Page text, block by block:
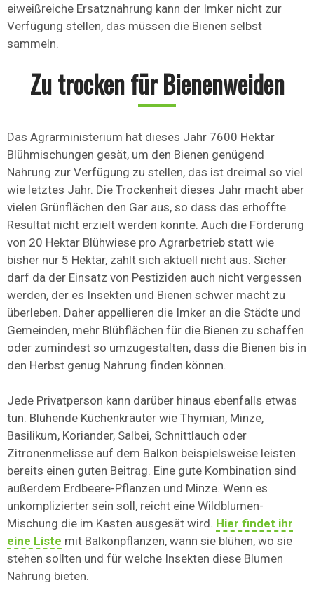
eiweißreiche Ersatznahrung kann der Imker nicht zur
Verfügung stellen, das müssen die Bienen selbst
sammeln.
Zu trocken für Bienenweiden
Das Agrarministerium hat dieses Jahr 7600 Hektar
Blühmischungen gesät, um den Bienen genügend
Nahrung zur Verfügung zu stellen, das ist dreimal so viel
wie letztes Jahr. Die Trockenheit dieses Jahr macht aber
vielen Grünflächen den Gar aus, so dass das erhoffte
Resultat nicht erzielt werden konnte. Auch die Förderung
von 20 Hektar Blühwiese pro Agrarbetrieb statt wie
bisher nur 5 Hektar, zahlt sich aktuell nicht aus. Sicher
darf da der Einsatz von Pestiziden auch nicht vergessen
werden, der es Insekten und Bienen schwer macht zu
überleben. Daher appellieren die Imker an die Städte und
Gemeinden, mehr Blühflächen für die Bienen zu schaffen
oder zumindest so umzugestalten, dass die Bienen bis in
den Herbst genug Nahrung finden können.
Jede Privatperson kann darüber hinaus ebenfalls etwas
tun. Blühende Küchenkräuter wie Thymian, Minze,
Basilikum, Koriander, Salbei, Schnittlauch oder
Zitronenmelisse auf dem Balkon beispielsweise leisten
bereits einen guten Beitrag. Eine gute Kombination sind
außerdem Erdbeere-Pflanzen und Minze. Wenn es
unkomplizierter sein soll, reicht eine Wildblumen-
Mischung die im Kasten ausgesät wird. Hier findet ihr
eine Liste mit Balkonpflanzen, wann sie blühen, wo sie
stehen sollten und für welche Insekten diese Blumen
Nahrung bieten.